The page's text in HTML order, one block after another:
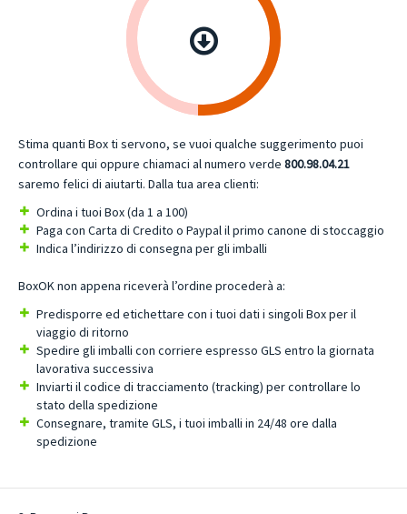
Stima quanti Box ti servono, se vuoi qualche suggerimento puoi
controllare qui oppure chiamaci al numero verde 800.98.04.21
saremo felici di aiutarti. Dalla tua area clienti:
Ordina i tuoi Box (da 1 a 100)
Paga con Carta di Credito o Paypal il primo canone di stoccaggio
Indica l’indirizzo di consegna per gli imballi
BoxOK non appena riceverà l’ordine procederà a:
Predisporre ed etichettare con i tuoi dati i singoli Box per il
viaggio di ritorno
Spedire gli imballi con corriere espresso GLS entro la giornata
lavorativa successiva
Inviarti il codice di tracciamento (tracking) per controllare lo
stato della spedizione
Consegnare, tramite GLS, i tuoi imballi in 24/48 ore dalla
spedizione